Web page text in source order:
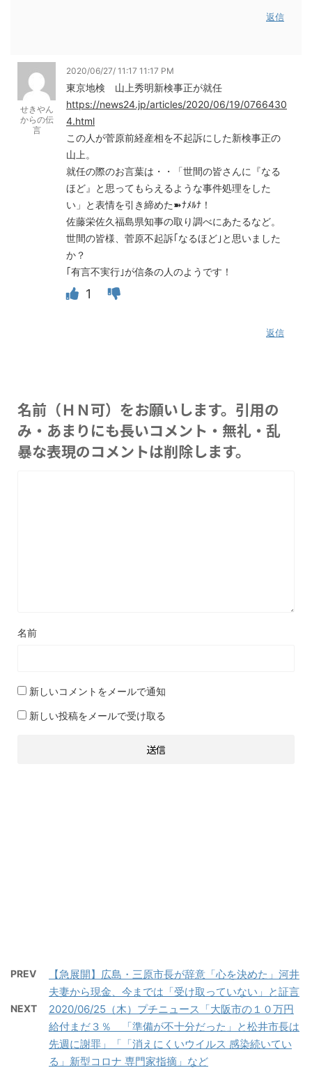
返信
せきやん
からの伝
言
2020/06/27/ 11:17 11:17 PM
東京地検 山上秀明新検事正が就任
https://news24.jp/articles/2020/06/19/0766430
4.html
この人が菅原前経産相を不起訴にした新検事正の
山上。
就任の際のお言葉は・・「世間の皆さんに『なる
ほど』と思ってもらえるような事件処理をした
い」と表情を引き締めた➽ﾅﾒﾙﾅ！
佐藤栄佐久福島県知事の取り調べにあたるなど。
世間の皆様、菅原不起訴｢なるほど｣と思いました
か？
｢有言不実行｣が信条の人のようです！
1
返信
名前（ＨＮ可）をお願いします。引用の
み・あまりにも長いコメント・無礼・乱
暴な表現のコメントは削除します。
名前
新しいコメントをメールで通知
新しい投稿をメールで受け取る
PREV
【急展開】広島・三原市長が辞意「心を決めた」河井
夫妻から現金、今までは「受け取っていない」と証言
NEXT
2020/06/25（木）プチニュース「大阪市の１０万円
給付まだ３％ 「準備が不十分だった」と松井市長は
先週に謝罪」「「消えにくいウイルス 感染続いてい
る」新型コロナ 専門家指摘」など